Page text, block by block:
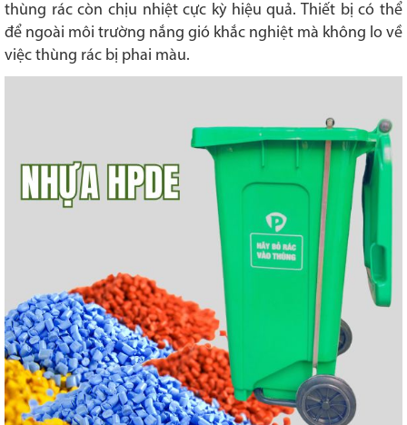
thùng rác còn chịu nhiệt cực kỳ hiệu quả. Thiết bị có thể
để ngoài môi trường nắng gió khắc nghiệt mà không lo về
việc thùng rác bị phai màu.